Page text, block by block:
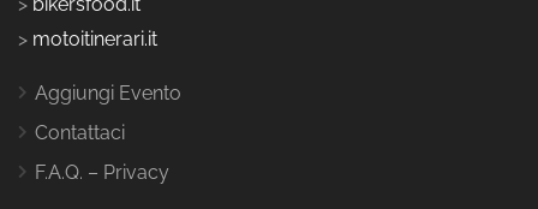
> motoitinerari.it
Aggiungi Evento
Contattaci
F.A.Q. – Privacy